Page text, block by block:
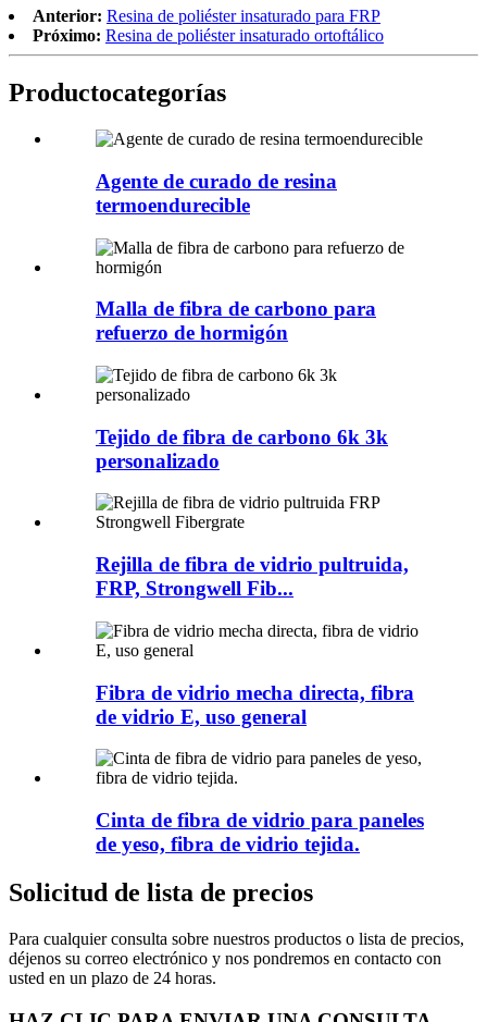
Anterior: Resina de poliéster insaturado para FRP
Próximo: Resina de poliéster insaturado ortoftálico
Productocategorías
Agente de curado de resina
termoendurecible
Malla de fibra de carbono para
refuerzo de hormigón
Tejido de fibra de carbono 6k 3k
personalizado
Rejilla de fibra de vidrio pultruida,
FRP, Strongwell Fib...
Fibra de vidrio mecha directa, fibra
de vidrio E, uso general
Cinta de fibra de vidrio para paneles
de yeso, fibra de vidrio tejida.
Solicitud de lista de precios
Para cualquier consulta sobre nuestros productos o lista de precios,
déjenos su correo electrónico y nos pondremos en contacto con
usted en un plazo de 24 horas.